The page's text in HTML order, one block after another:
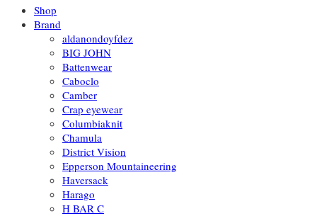
Shop
Brand
aldanondoyfdez
BIG JOHN
Battenwear
Caboclo
Camber
Crap eyewear
Columbiaknit
Chamula
District Vision
Epperson Mountaineering
Haversack
Harago
H BAR C